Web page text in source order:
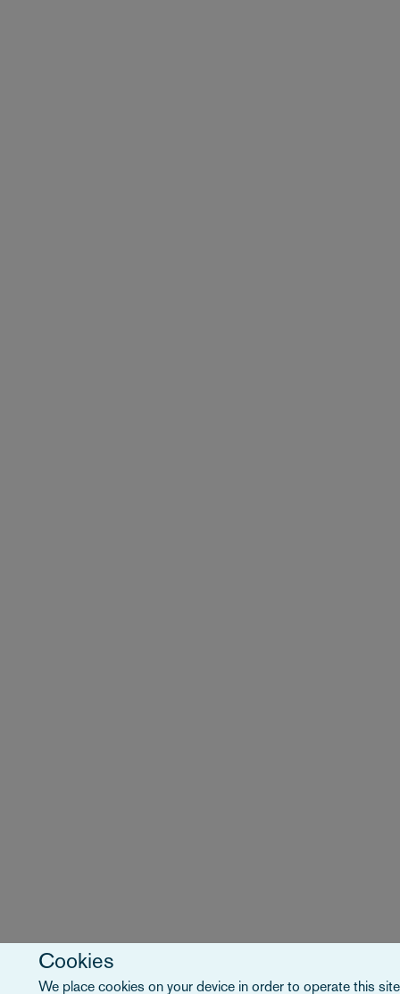
Cookies
We place cookies on your device in order to operate this